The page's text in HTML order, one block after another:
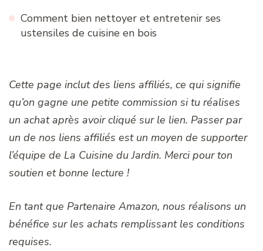
Comment bien nettoyer et entretenir ses
ustensiles de cuisine en bois
Cette page inclut des liens affiliés, ce qui signifie
qu’on gagne une petite commission si tu réalises
un achat après avoir cliqué sur le lien. Passer par
un de nos liens affiliés est un moyen de supporter
l’équipe de La Cuisine du Jardin. Merci pour ton
soutien et bonne lecture !
En tant que Partenaire Amazon, nous réalisons un
bénéfice sur les achats remplissant les conditions
requises.